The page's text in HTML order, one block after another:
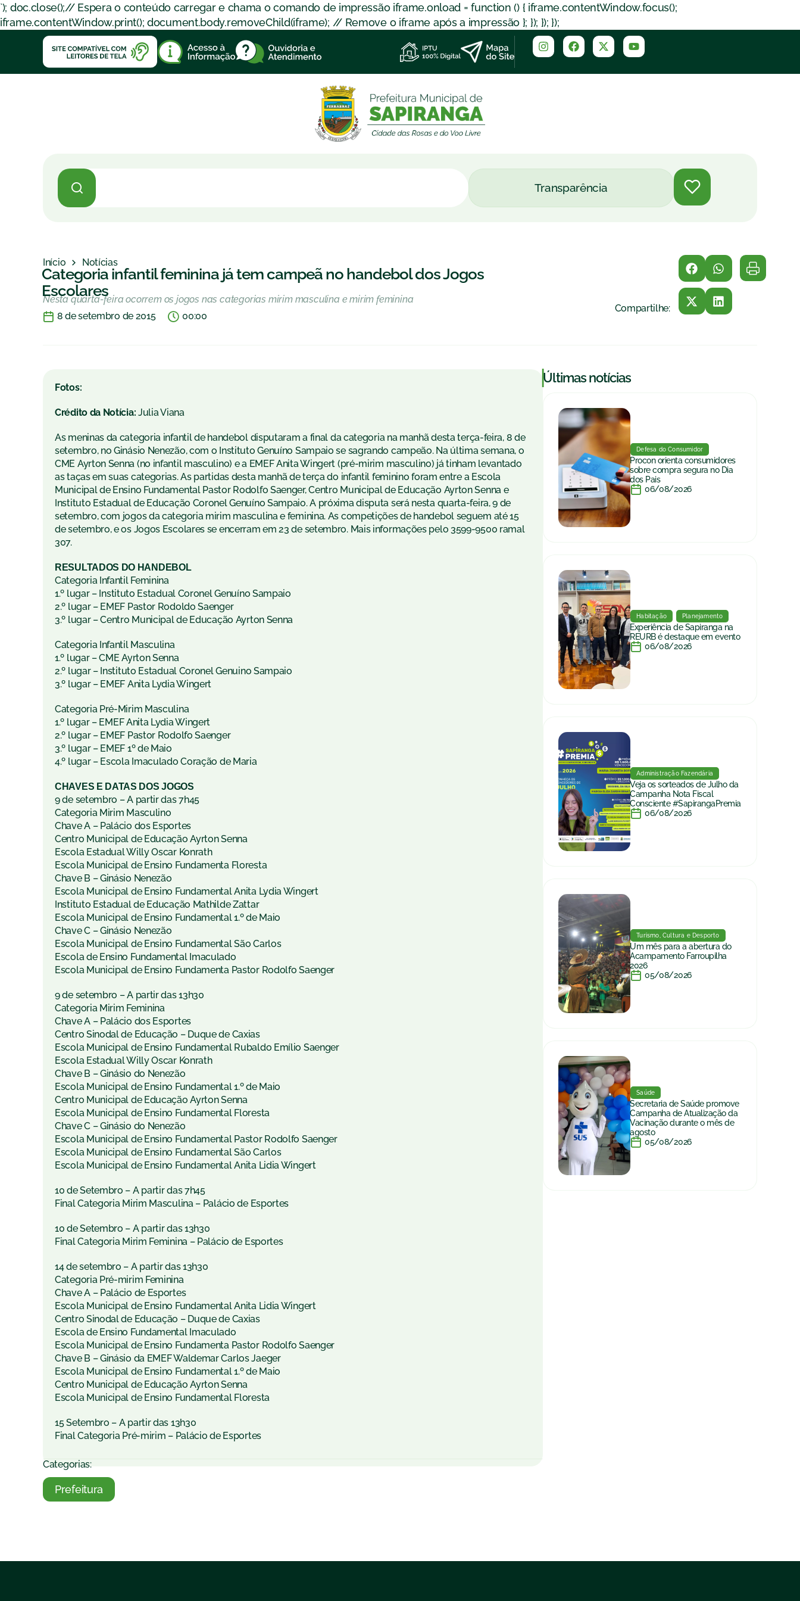
`); doc.close();// Espera o conteúdo carregar e chama o comando de impressão iframe.onload = function () { iframe.contentWindow.focus();
iframe.contentWindow.print(); document.body.removeChild(iframe); // Remove o iframe após a impressão }; }); }); });
Transparência
Início Notícias
Categoria infantil feminina já tem campeã no handebol dos Jogos
Escolares
Nesta quarta-feira ocorrem os jogos nas categorias mirim masculina e mirim feminina
8 de setembro de 2015
00:00
Compartilhe:
Fotos:
Crédito da Notícia: Julia Viana
As meninas da categoria infantil de handebol disputaram a final da categoria na manhã desta terça-feira, 8 de
setembro, no Ginásio Nenezão, com o Instituto Genuíno Sampaio se sagrando campeão. Na última semana, o
CME Ayrton Senna (no infantil masculino) e a EMEF Anita Wingert (pré-mirim masculino) já tinham levantado
as taças em suas categorias. As partidas desta manhã de terça do infantil feminino foram entre a Escola
Municipal de Ensino Fundamental Pastor Rodolfo Saenger, Centro Municipal de Educação Ayrton Senna e
Instituto Estadual de Educação Coronel Genuíno Sampaio. A próxima disputa será nesta quarta-feira, 9 de
setembro, com jogos da categoria mirim masculina e feminina. As competições de handebol seguem até 15
de setembro, e os Jogos Escolares se encerram em 23 de setembro. Mais informações pelo 3599-9500 ramal
307.
RESULTADOS DO HANDEBOL
Categoria Infantil Feminina
1.º lugar – Instituto Estadual Coronel Genuíno Sampaio
2.º lugar – EMEF Pastor Rodoldo Saenger
3.º lugar – Centro Municipal de Educação Ayrton Senna
Categoria Infantil Masculina
1.º lugar – CME Ayrton Senna
2.º lugar – Instituto Estadual Coronel Genuino Sampaio
3.º lugar – EMEF Anita Lydia Wingert
Categoria Pré-Mirim Masculina
1.º lugar – EMEF Anita Lydia Wingert
2.º lugar – EMEF Pastor Rodolfo Saenger
3.º lugar – EMEF 1º de Maio
4.º lugar – Escola Imaculado Coração de Maria
CHAVES E DATAS DOS JOGOS
9 de setembro – A partir das 7h45
Categoria Mirim Masculino
Chave A – Palácio dos Esportes
Centro Municipal de Educação Ayrton Senna
Escola Estadual Willy Oscar Konrath
Escola Municipal de Ensino Fundamenta Floresta
Chave B – Ginásio Nenezão
Escola Municipal de Ensino Fundamental Anita Lydia Wingert
Instituto Estadual de Educação Mathilde Zattar
Escola Municipal de Ensino Fundamental 1.º de Maio
Chave C – Ginásio Nenezão
Escola Municipal de Ensino Fundamental São Carlos
Escola de Ensino Fundamental Imaculado
Escola Municipal de Ensino Fundamenta Pastor Rodolfo Saenger
9 de setembro – A partir das 13h30
Categoria Mirim Feminina
Chave A – Palácio dos Esportes
Centro Sinodal de Educação – Duque de Caxias
Escola Municipal de Ensino Fundamental Rubaldo Emílio Saenger
Escola Estadual Willy Oscar Konrath
Chave B – Ginásio do Nenezão
Escola Municipal de Ensino Fundamental 1.º de Maio
Centro Municipal de Educação Ayrton Senna
Escola Municipal de Ensino Fundamental Floresta
Chave C – Ginásio do Nenezão
Escola Municipal de Ensino Fundamental Pastor Rodolfo Saenger
Escola Municipal de Ensino Fundamental São Carlos
Escola Municipal de Ensino Fundamental Anita Lidia Wingert
10 de Setembro – A partir das 7h45
Final Categoria Mirim Masculina – Palácio de Esportes
10 de Setembro – A partir das 13h30
Final Categoria Mirim Feminina – Palácio de Esportes
14 de setembro – A partir das 13h30
Categoria Pré-mirim Feminina
Chave A – Palácio de Esportes
Escola Municipal de Ensino Fundamental Anita Lidia Wingert
Centro Sinodal de Educação – Duque de Caxias
Escola de Ensino Fundamental Imaculado
Escola Municipal de Ensino Fundamenta Pastor Rodolfo Saenger
Chave B – Ginásio da EMEF Waldemar Carlos Jaeger
Escola Municipal de Ensino Fundamental 1.º de Maio
Centro Municipal de Educação Ayrton Senna
Escola Municipal de Ensino Fundamental Floresta
15 Setembro – A partir das 13h30
Final Categoria Pré-mirim – Palácio de Esportes
Categorias:
Prefeitura
|Últimas notícias
Defesa do Consumidor
Procon orienta consumidores
sobre compra segura no Dia
dos Pais
06/08/2026
Habitação Planejamento
Experiência de Sapiranga na
REURB é destaque em evento
06/08/2026
Administração Fazendária
Veja os sorteados de Julho da
Campanha Nota Fiscal
Consciente #SapirangaPremia
06/08/2026
Turismo, Cultura e Desporto
Um mês para a abertura do
Acampamento Farroupilha
2026
05/08/2026
Saúde
Secretaria de Saúde promove
Campanha de Atualização da
Vacinação durante o mês de
agosto
05/08/2026